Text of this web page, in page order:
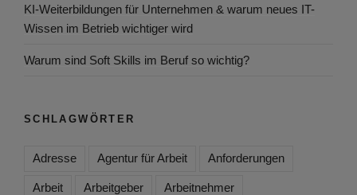
KI-Weiterbildungen für Unternehmen & warum neues IT-
Wissen im Betrieb wichtiger wird
Warum sind Soft Skills im Beruf so wichtig?
SCHLAGWÖRTER
Adresse Agentur für Arbeit Anforderungen
Arbeit Arbeitgeber Arbeitnehmer